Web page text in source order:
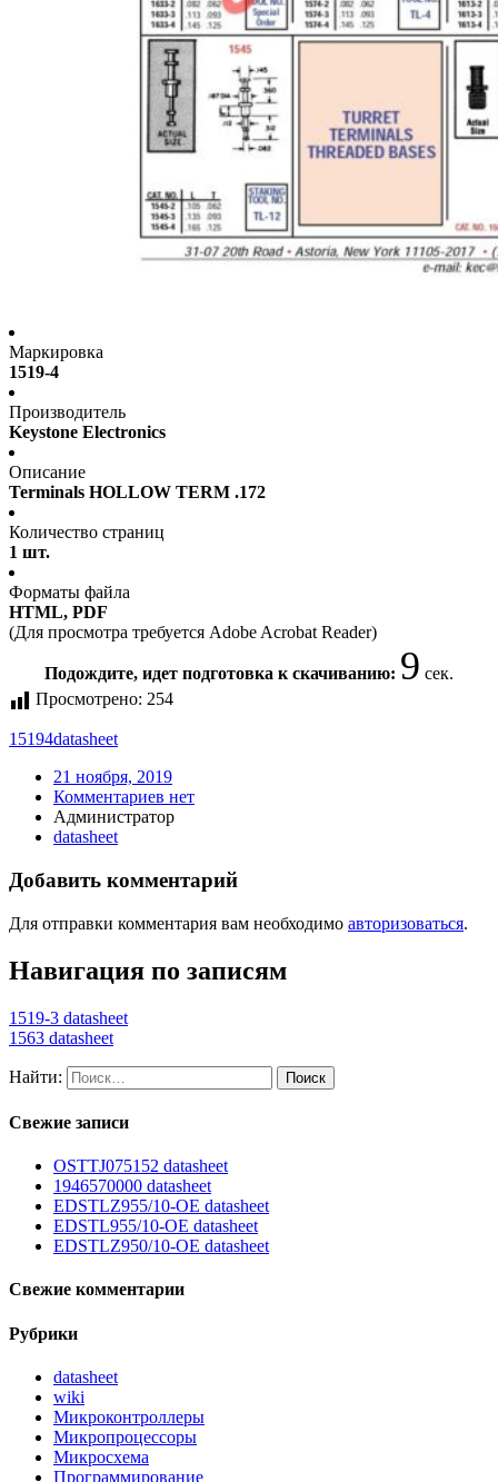
Маркировка
1519-4
Производитель
Keystone Electronics
Описание
Terminals HOLLOW TERM .172
Количество страниц
1 шт.
Форматы файла
HTML, PDF
(Для просмотра требуется Adobe Acrobat Reader)
Подождите, идет подготовка к скачиванию: 8 сек.
Просмотрено: 254
15194datasheet
21 ноября, 2019
Комментариев нет
Администратор
datasheet
Добавить комментарий
Для отправки комментария вам необходимо авторизоваться.
Навигация по записям
1519-3 datasheet
1563 datasheet
Найти:
Свежие записи
OSTTJ075152 datasheet
1946570000 datasheet
EDSTLZ955/10-OE datasheet
EDSTL955/10-OE datasheet
EDSTLZ950/10-OE datasheet
Свежие комментарии
Рубрики
datasheet
wiki
Микроконтроллеры
Микропроцессоры
Микросхема
Программирование